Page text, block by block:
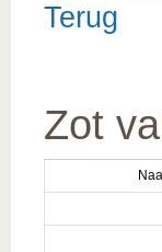
Terug
Zot